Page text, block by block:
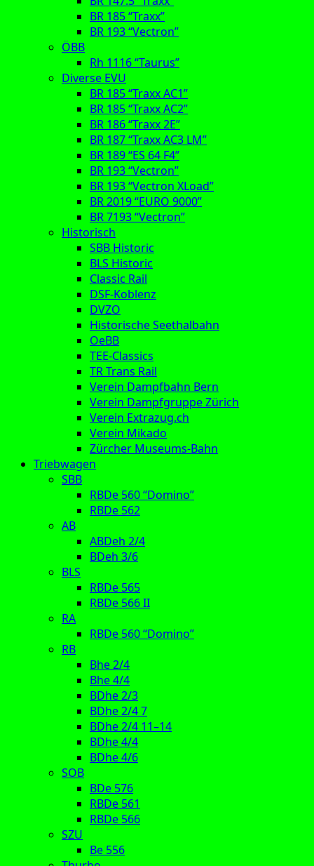
BR 185 “Traxx”
BR 193 “Vectron”
ÖBB
Rh 1116 “Taurus”
Diverse EVU
BR 185 “Traxx AC1”
BR 185 “Traxx AC2”
BR 186 “Traxx 2E”
BR 187 “Traxx AC3 LM”
BR 189 “ES 64 F4”
BR 193 “Vectron”
BR 193 “Vectron XLoad”
BR 2019 “EURO 9000”
BR 7193 “Vectron”
Historisch
SBB Historic
BLS Historic
Classic Rail
DSF-Koblenz
DVZO
Historische Seethalbahn
OeBB
TEE-Classics
TR Trans Rail
Verein Dampfbahn Bern
Verein Dampfgruppe Zürich
Verein Extrazug.ch
Verein Mikado
Zürcher Museums-Bahn
Triebwagen
SBB
RBDe 560 “Domino”
RBDe 562
AB
ABDeh 2/4
BDeh 3/6
BLS
RBDe 565
RBDe 566 II
RA
RBDe 560 “Domino”
RB
Bhe 2/4
Bhe 4/4
BDhe 2/3
BDhe 2/4 7
BDhe 2/4 11–14
BDhe 4/4
BDhe 4/6
SOB
BDe 576
RBDe 561
RBDe 566
SZU
Be 556